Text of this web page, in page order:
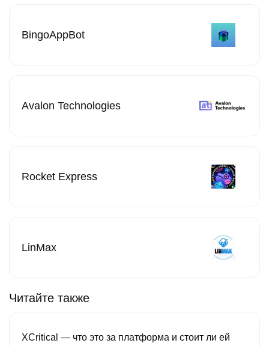
BingoAppBot
Avalon Technologies
Rocket Express
LinMax
Читайте также
XCritical — что это за платформа и стоит ли ей